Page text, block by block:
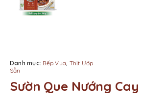
Danh mục: Bếp Vua, Thịt Ướp
Sẵn
Sườn Que Nướng